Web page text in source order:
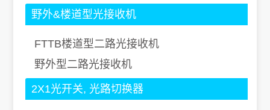
野外&楼道型光接收机
FTTB楼道型二路光接收机
野外型二路光接收机
2X1光开关, 光路切换器